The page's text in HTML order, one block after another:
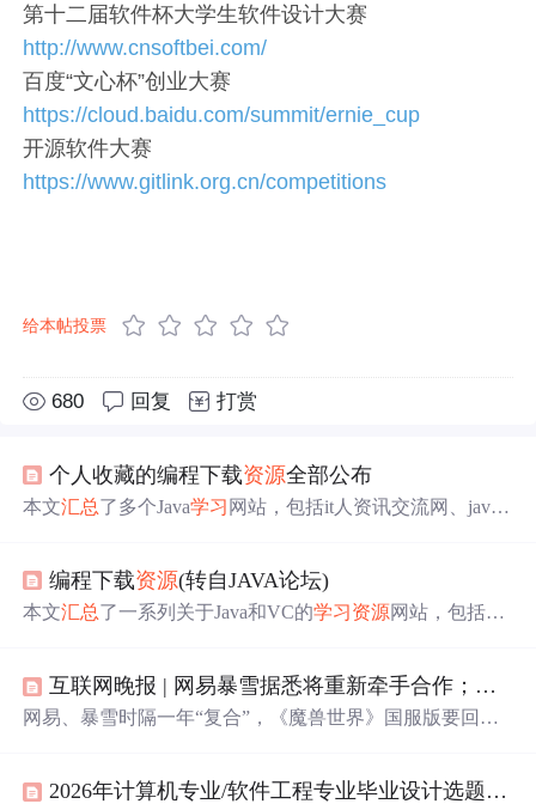
第十二届软件杯大学生软件设计大赛
http://www.cnsoftbei.com/
百度“文心杯”创业大赛
https://cloud.baidu.com/summit/ernie_cup
开源软件大赛
https://www.gitlink.org.cn/competitions
给本帖投票
680 回复 打赏
个人收藏的编程下载资源全部公布
本文汇总了多个Java学习 网站，包括it人资讯交流网、java
编程下载资源(转自JAVA论坛)
本文汇总了一系列关于Java和VC的学习资源网站，包括教
互联网晚报 | ​网易暴雪据悉将重新牵手合作；董宇辉新公司背后控股公司法人是孙东旭；新批准国产游戏版号达
网易、暴雪时隔一年“复合”，《魔兽世界》国服版要回来
新牵手合作。36氪就此消息向网易求证，截至发稿对方没2026年计算机专业/软件工程专业毕业设计选题推荐精选